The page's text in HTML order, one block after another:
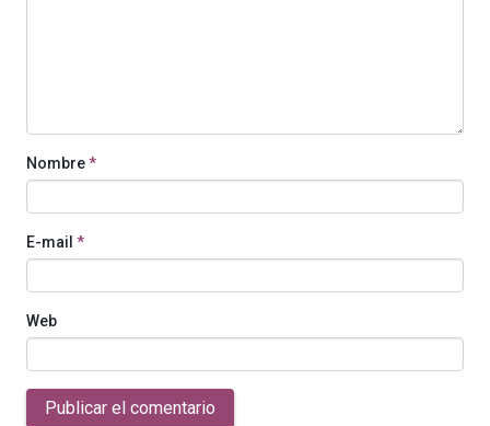
Nombre*
E-mail *
Web
Publicar el comentario